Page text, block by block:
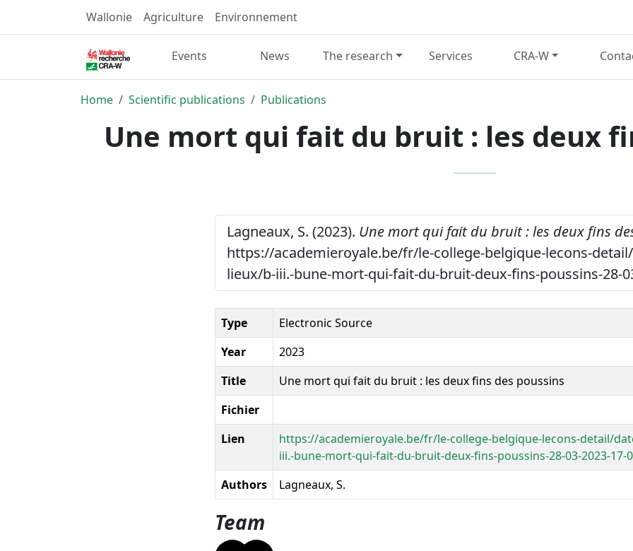
Wallonie Agriculture Environnement
Events News The research Services CRA-W
Home Scientific publications Publications
Une mort qui fait du bruit : les deux
Lagneaux, S. (2023). Une mort qui fait du bruit : les deux fins
https://academieroyale.be/fr/le-college-belgique-lecons-
lieux/b-iii.-bune-mort-qui-fait-du-bruit-deux-fins-poussins-28-
Type
Electronic Source
Year
2023
Title
Une mort qui fait du bruit : les deux fins des poussins
Fichier
Lien
https://academieroyale.be/fr/le-college-belgique-lecons-detail/
iii.-bune-mort-qui-fait-du-bruit-deux-fins-poussins-28-03-2023-17-
Authors
Lagneaux, S.
Team